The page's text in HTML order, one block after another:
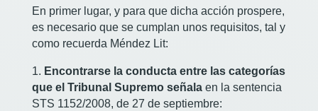
En primer lugar, y para que dicha acción prospere,
es necesario que se cumplan unos requisitos, tal y
como recuerda Méndez Lit:
1. Encontrarse la conducta entre las categorías
que el Tribunal Supremo señalaen la sentencia
STS 1152/2008, de 27 de septiembre: